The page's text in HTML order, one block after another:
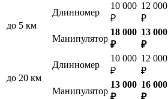
до 5 км
Длинномер
10 000
₽
12 000
₽
Манипулятор
18 000
₽
13 000
₽
до 20 км
Длинномер
10 000
₽
12 000
₽
Манипулятор
13 000 16 000